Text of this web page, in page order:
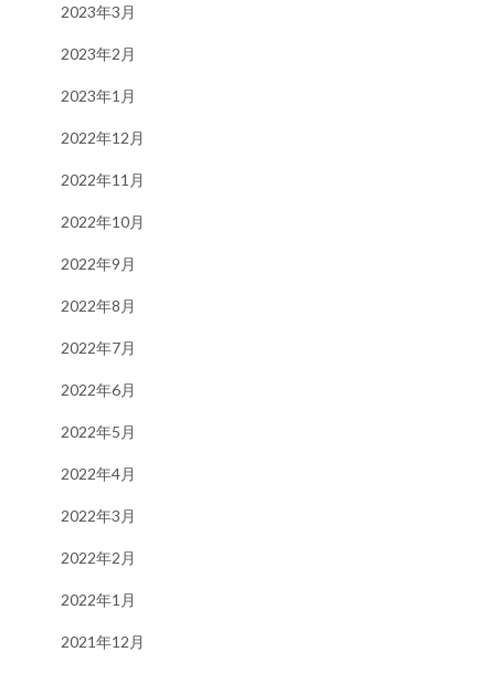
2023年3月
2023年2月
2023年1月
2022年12月
2022年11月
2022年10月
2022年9月
2022年8月
2022年7月
2022年6月
2022年5月
2022年4月
2022年3月
2022年2月
2022年1月
2021年12月